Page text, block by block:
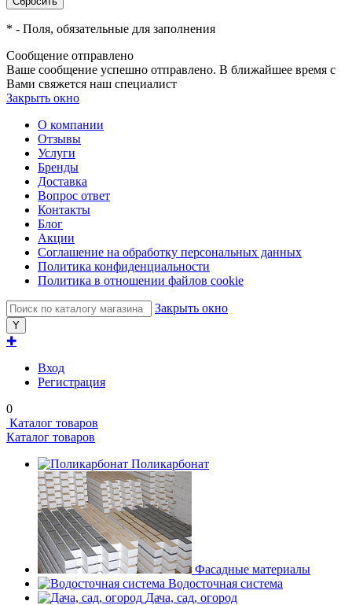
* - Поля, обязательные для заполнения
Сообщение отправлено
Ваше сообщение успешно отправлено. В ближайшее время с
Вами свяжется наш специалист
Закрыть окно
О компании
Отзывы
Услуги
Бренды
Доставка
Вопрос ответ
Контакты
Блог
Акции
Соглашение на обработку персональных данных
Политика конфиденциальности
Политика в отношении файлов cookie
Закрыть окно
✚
Вход
Регистрация
0
Каталог товаров
Каталог товаров
Поликарбонат
Фасадные материалы
Водосточная система
Дача, сад, огород